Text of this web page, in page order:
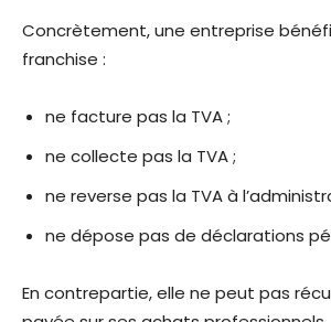
Concrètement, une entreprise
franchise :
ne facture pas la TVA ;
ne collecte pas la TVA ;
ne reverse pas la TVA à
ne dépose pas de déclarations
En contrepartie, elle ne peut pas